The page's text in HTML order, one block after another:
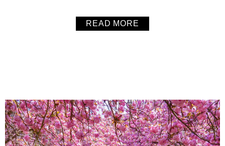
典展覽品又可以把握時間。在KKday事先訂好快速通關票，
READ MORE
About